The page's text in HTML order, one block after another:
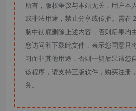
所有，版权争议与本站无关，用户本
或非法用途，禁止分享或传播。需在
脑中彻底删除上述内容，否则后果均
您访问和下载此文件，表示您同意只
习而非其他用途，否则一切后果请您
该程序，请支持正版软件，购买注册
务。